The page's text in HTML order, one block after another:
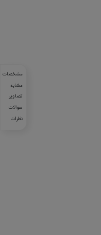
مشخصات
مشابه
تصاویر
سوالات
نظرات